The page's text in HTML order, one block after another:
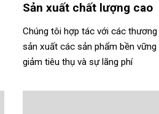
Sản xuất chất lượng cao
Chúng tôi hợp tác với các thương
sản xuất các sản phẩm bền vững
giảm tiêu thụ và sự lãng phí